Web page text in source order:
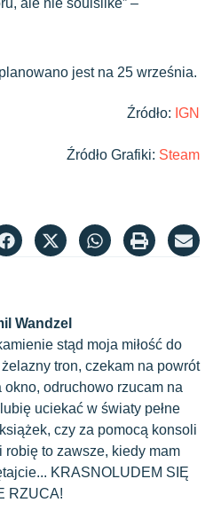
jest na 25 września.
Źródło: IGN
Źródło Grafiki: Steam
Wandzel
stąd moja miłość do
tron, czekam na powrót
odruchowo rzucam na
uciekać w światy pełne
czy za pomocą konsoli
robię to zawsze, kiedy mam
KRASNOLUDEM SIĘ
RZUCA!